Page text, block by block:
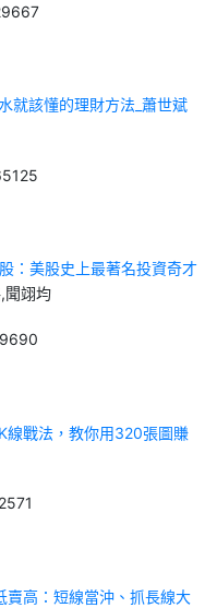
就該懂的理財方法_蕭世斌
：美股史上最著名投資奇才
造超越大盤報酬率_拉爾
聞翊均
線戰法，教你用320張圖賺
形態，與指標、成交量的
系統 （熱銷再版）_孟慶
賣高：短線當沖、抓長線大